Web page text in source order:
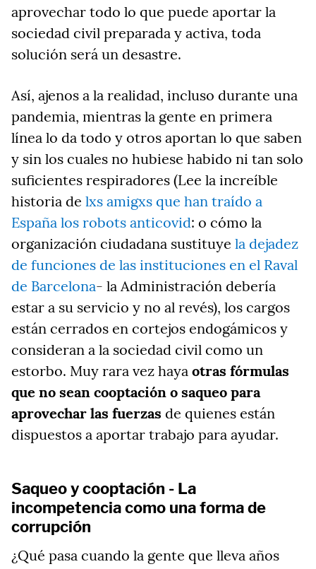
aprovechar todo lo que puede aportar la
sociedad civil preparada y activa, toda
solución será un desastre.
Así, ajenos a la realidad, incluso durante una
pandemia, mientras la gente en primera
línea lo da todo y otros aportan lo que saben
y sin los cuales no hubiese habido ni tan solo
suficientes respiradores (Lee la increíble
historia de lxs amigxs que han traído a
España los robots anticovid: o cómo la
organización ciudadana sustituye la dejadez
de funciones de las instituciones en el Raval
de Barcelona- la Administración debería
estar a su servicio y no al revés), los cargos
están cerrados en cortejos endogámicos y
consideran a la sociedad civil como un
estorbo. Muy rara vez haya otras fórmulas
que no sean cooptación o saqueo para
aprovechar las fuerzas de quienes están
dispuestos a aportar trabajo para ayudar.
Saqueo y cooptación - La
incompetencia como una forma de
corrupción
¿Qué pasa cuando la gente que lleva años